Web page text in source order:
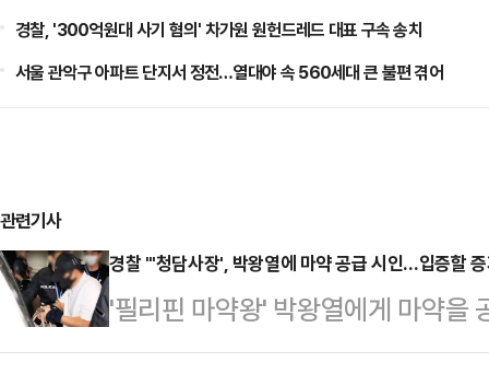
경찰, '300억원대 사기 혐의' 차가원 원헌드레드 대표 구속 송치
서울 관악구 아파트 단지서 정전…열대야 속 560세대 큰 불편 겪어
관련기사
경찰 "'청담사장', 박왕열에 마약 공급 시인…입증할
'필리핀 마약왕' 박왕열에게 마약을
최모(50)씨가 혐의를 시인한 것으